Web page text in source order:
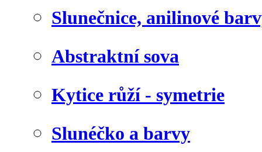
Slunečnice, anilinové
Abstraktní sova
Kytice růží - symetrie
Slunéčko a barvy